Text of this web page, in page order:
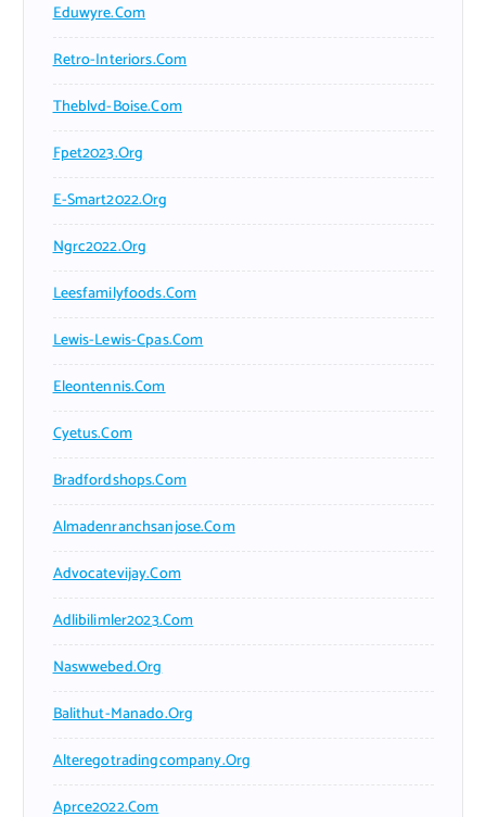
Eduwyre.com
Retro-Interiors.com
Theblvd-Boise.com
Fpet2023.org
E-Smart2022.org
Ngrc2022.org
Leesfamilyfoods.com
Lewis-Lewis-Cpas.com
Eleontennis.com
Cyetus.com
Bradfordshops.com
Almadenranchsanjose.com
Advocatevijay.com
Adlibilimler2023.com
Naswwebed.org
Balithut-Manado.org
Alteregotradingcompany.org
Aprce2022.com